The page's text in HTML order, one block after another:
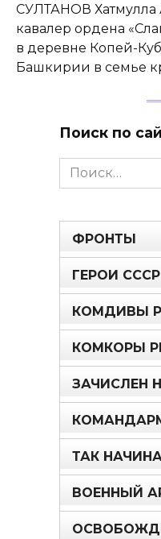
СУЛТАНОВ Хатмулла
кавалер ордена
в деревне Копей-
Башкирии в семье
Поиск по
Search
for:
ФРОНТЫ
ГЕРОИ СССР
КОМДИВЫ
КОМКОРЫ
ЗАЧИСЛЕН
ТАК
ВОЕННЫЙ